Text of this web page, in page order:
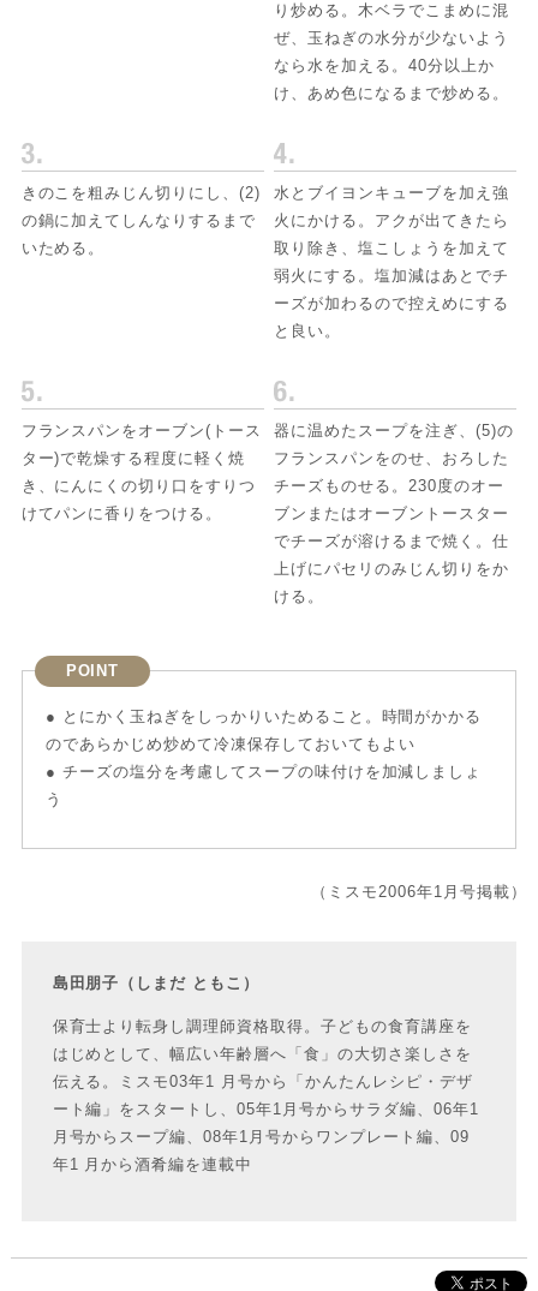
り炒める。木ベラでこまめに混
ぜ、玉ねぎの水分が少ないよう
なら水を加える。40分以上か
け、あめ色になるまで炒める。
きのこを粗みじん切りにし、(2)
の鍋に加えてしんなりするまで
いためる。
水とブイヨンキューブを加え強
火にかける。アクが出てきたら
取り除き、塩こしょうを加えて
弱火にする。塩加減はあとでチ
ーズが加わるので控えめにする
と良い。
フランスパンをオーブン(トース
ター)で乾燥する程度に軽く焼
き、にんにくの切り口をすりつ
けてパンに香りをつける。
器に温めたスープを注ぎ、(5)の
フランスパンをのせ、おろした
チーズものせる。230度のオー
ブンまたはオーブントースター
でチーズが溶けるまで焼く。仕
上げにパセリのみじん切りをか
ける。
POINT
● とにかく玉ねぎをしっかりいためること。時間がかかる
のであらかじめ炒めて冷凍保存しておいてもよい
● チーズの塩分を考慮してスープの味付けを加減しましょ
う
（ミスモ2006年1月号掲載）
島田朋子（しまだ ともこ）
保育士より転身し調理師資格取得。子どもの食育講座を
はじめとして、幅広い年齢層へ「食」の大切さ楽しさを
伝える。ミスモ03年1 月号から「かんたんレシピ・デザ
ート編」をスタートし、05年1月号からサラダ編、06年1
月号からスープ編、08年1月号からワンプレート編、09
年1 月から酒肴編を連載中